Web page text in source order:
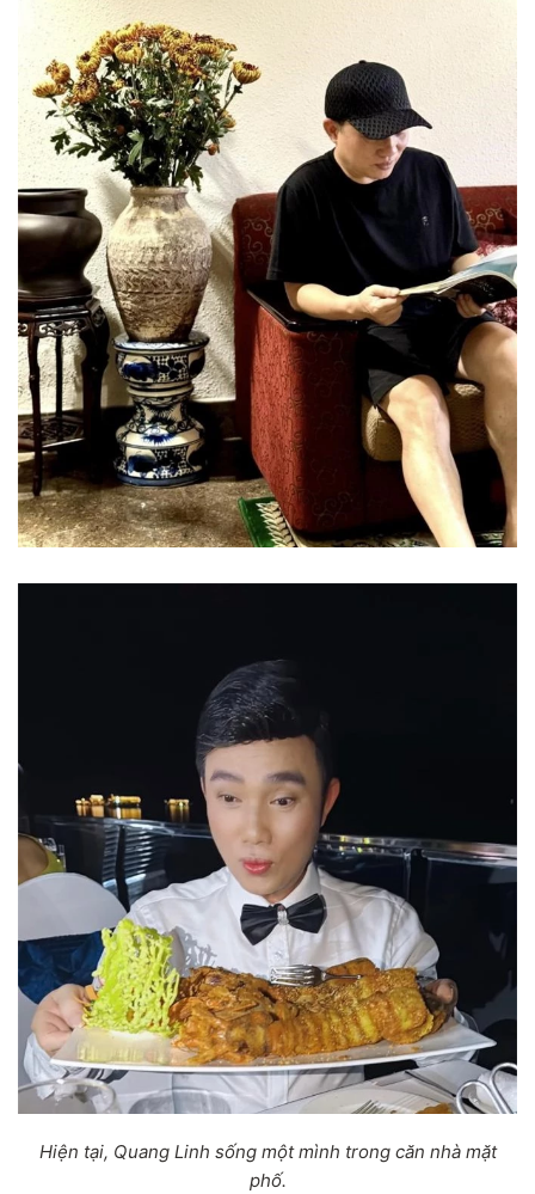
Hiện tại, Quang Linh sống một mình trong căn nhà mặt
phố.